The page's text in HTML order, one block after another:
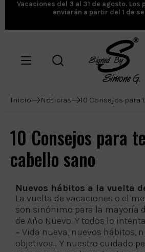
Vacaciones del 3 al 31 de agosto.
enviarán a partir del 1 de
Inicio Noticias 10 Consejos para
10 Consejos para
cabello sano
Nuevos hábitos a la vuelta
La vuelta de vacaciones o el
son sinónimo para la mayoría
de Año Nuevo. Y todos lo
= Vida nueva, nuevos hábitos,
objetivos… Y nuestro cuidado